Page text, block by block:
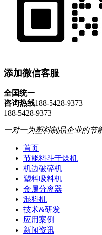
添加微信客服
全国统一
咨询热线188-5428-9373
188-5428-9373
一对一为塑料制品企业的节
首页
节能料斗干燥机
机边破碎机
塑料吸料机
金属分离器
混料机
技术&研发
应用案例
新闻资讯